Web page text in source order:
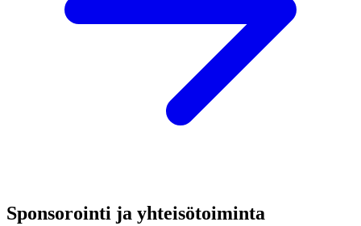
Sponsorointi ja yhteisötoiminta